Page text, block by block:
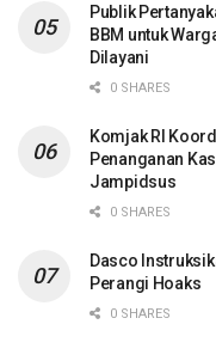
Publik
BBM untuk
Dilayani
0 SHARES
Komjak RI
Penanganan
Jampidsus
0 SHARES
Dasco
Perangi Hoaks
0 SHARES